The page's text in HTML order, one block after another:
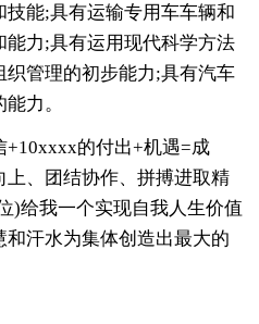
能;具有运输专用车车辆和
力;具有运用现代科学方法
管理的初步能力;具有汽车
力。
+10xxxx的付出+机遇=成
、团结协作、拼搏进取精
)给我一个实现自我人生价值
汗水为集体创造出最大的